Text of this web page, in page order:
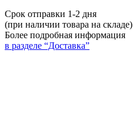
Срок отправки 1-2 дня
(при наличии товара на складе)
Более подробная информация
в разделе “Доставка”